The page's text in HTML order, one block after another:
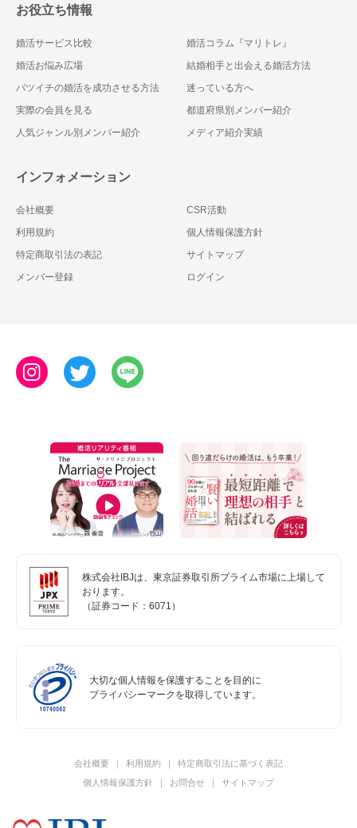
お役立ち情報
婚活サービス比較
婚活コラム『マリトレ』
婚活お悩み広場
結婚相手と出会える婚活方法
バツイチの婚活を成功させる方法
迷っている方へ
実際の会員を見る
都道府県別メンバー紹介
人気ジャンル別メンバー紹介
メディア紹介実績
インフォメーション
会社概要
CSR活動
利用規約
個人情報保護方針
特定商取引法の表記
サイトマップ
メンバー登録
ログイン
株式会社IBJは、東京証券取引所プライム市場に上場して
おります。
（証券コード：6071）
大切な個人情報を保護することを目的に
プライバシーマークを取得しています。
会社概要 利用規約
特定商取引法に基づく表記
個人情報保護方針
お問合せ サイトマップ